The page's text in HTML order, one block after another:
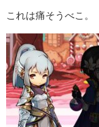
これは痛そうべこ。